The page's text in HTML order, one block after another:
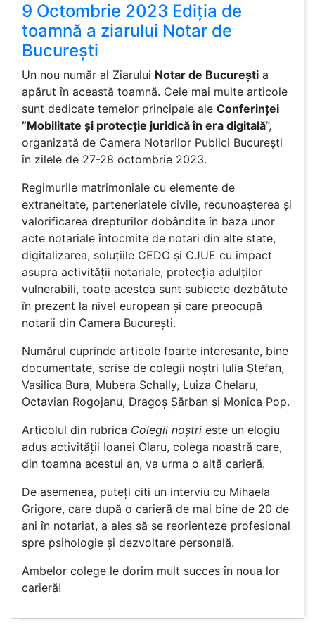
9 Octombrie 2023 Ediția de
toamnă a ziarului Notar de
București
Un nou număr al Ziarului Notar de București a
apărut în această toamnă. Cele mai multe articole
sunt dedicate temelor principale ale Conferinței
”Mobilitate și protecție juridică în era digitală”,
organizată de Camera Notarilor Publici București
în zilele de 27-28 octombrie 2023.
Regimurile matrimoniale cu elemente de
extraneitate, parteneriatele civile, recunoașterea și
valorificarea drepturilor dobândite în baza unor
acte notariale întocmite de notari din alte state,
digitalizarea, soluțiile CEDO și CJUE cu impact
asupra activității notariale, protecția adulților
vulnerabili, toate acestea sunt subiecte dezbătute
în prezent la nivel european și care preocupă
notarii din Camera București.
Numărul cuprinde articole foarte interesante, bine
documentate, scrise de colegii noștri Iulia Ștefan,
Vasilica Bura, Mubera Schally, Luiza Chelaru,
Octavian Rogojanu, Dragoș Șărban și Monica Pop.
Articolul din rubrica Colegii noștri este un elogiu
adus activității Ioanei Olaru, colega noastră care,
din toamna acestui an, va urma o altă carieră.
De asemenea, puteți citi un interviu cu Mihaela
Grigore, care după o carieră de mai bine de 20 de
ani în notariat, a ales să se reorienteze profesional
spre psihologie și dezvoltare personală.
Ambelor colege le dorim mult succes în noua lor
carieră!